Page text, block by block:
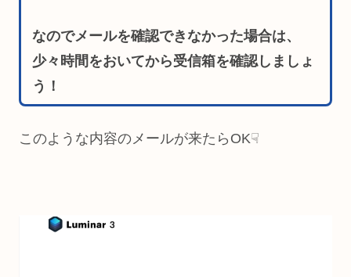
なのでメールを確認できなかった場合は、
少々時間をおいてから受信箱を確認しましょ
う！
このような内容のメールが来たらOK☟